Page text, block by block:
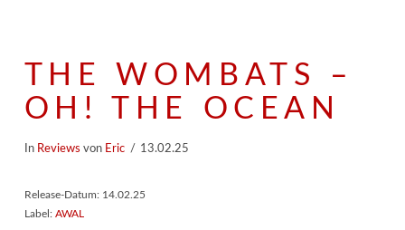
THE WOMBATS –
OH! THE OCEAN
In Reviews von Eric 13.02.25
Release-Datum: 14.02.25
Label: AWAL